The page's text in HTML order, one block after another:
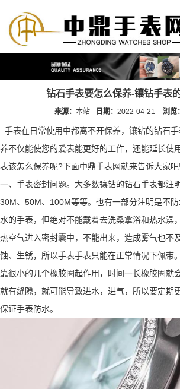
钻石手表要怎么保养-镶钻手表
来源： 本站 日期： 2022-04-21 浏览：
手表在日常使用中都离不开保养，镶钻的钻石
养不仅能使您的爱表能更好的工作，还能延长使
表该怎么保养呢?下面中鼎手表网就来告诉大家吧!
一、手表密封问题。大多数镶钻的钻石手表都注
30M、50M、100M等等。也有一部分注明是不
水的手表，但绝对不能戴着去洗桑拿浴和热水澡
热空气进入密封囊中，不能出来，造成雾气也不
蚀、生锈，所以手表手表只能在正常情况下佩带
靠很小的几个橡胶圈起作用，时间一长橡胶圈就
就有缝隙，就可能导致进水，进气，所以要定期
保证手表防水。